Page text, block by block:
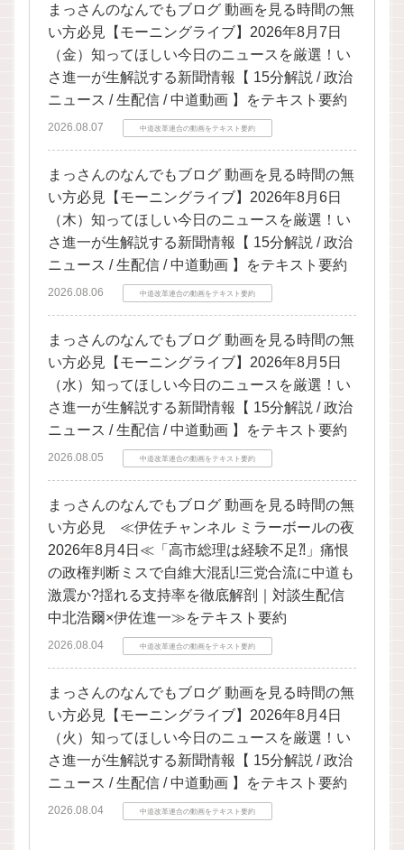
まっさんのなんでもブログ 動画を見る時間の無
い方必見【モーニングライブ】2026年8月7日
（金）知ってほしい今日のニュースを厳選！い
さ進一が生解説する新聞情報【 15分解説 / 政治
ニュース / 生配信 / 中道動画 】をテキスト要約
2026.08.07 中道改革連合の動画をテキスト要約
まっさんのなんでもブログ 動画を見る時間の無
い方必見【モーニングライブ】2026年8月6日
（木）知ってほしい今日のニュースを厳選！い
さ進一が生解説する新聞情報【 15分解説 / 政治
ニュース / 生配信 / 中道動画 】をテキスト要約
2026.08.06 中道改革連合の動画をテキスト要約
まっさんのなんでもブログ 動画を見る時間の無
い方必見【モーニングライブ】2026年8月5日
（水）知ってほしい今日のニュースを厳選！い
さ進一が生解説する新聞情報【 15分解説 / 政治
ニュース / 生配信 / 中道動画 】をテキスト要約
2026.08.05 中道改革連合の動画をテキスト要約
まっさんのなんでもブログ 動画を見る時間の無
い方必見 ≪伊佐チャンネル ミラーボールの夜
2026年8月4日≪「高市総理は経験不足⁈」痛恨
の政権判断ミスで自維大混乱!三党合流に中道も
激震か?揺れる支持率を徹底解剖｜対談生配信
中北浩爾×伊佐進一≫をテキスト要約
2026.08.04 中道改革連合の動画をテキスト要約
まっさんのなんでもブログ 動画を見る時間の無
い方必見【モーニングライブ】2026年8月4日
（火）知ってほしい今日のニュースを厳選！い
さ進一が生解説する新聞情報【 15分解説 / 政治
ニュース / 生配信 / 中道動画 】をテキスト要約
2026.08.04 中道改革連合の動画をテキスト要約